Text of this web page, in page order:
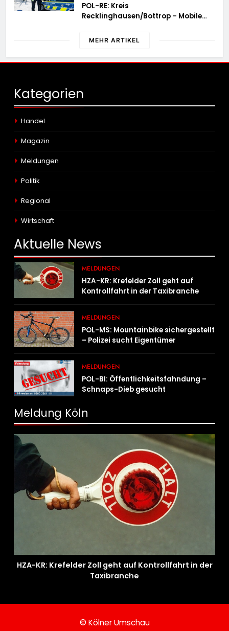
POL-RE: Kreis
Recklinghausen/Bottrop – Mobile
„PräsenzPlus“
MEHR ARTIKEL
Kategorien
Handel
Magazin
Meldungen
Politik
Regional
Wirtschaft
Aktuelle News
MELDUNGEN
HZA-KR: Krefelder Zoll geht auf
Kontrollfahrt in der Taxibranche
MELDUNGEN
POL-MS: Mountainbike sichergestellt
– Polizei sucht Eigentümer
MELDUNGEN
POL-BI: Öffentlichkeitsfahndung –
Schnaps-Dieb gesucht
Meldung Köln
HZA-KR: Krefelder Zoll geht auf Kontrollfahrt in der
Taxibranche
© Kölner Umschau